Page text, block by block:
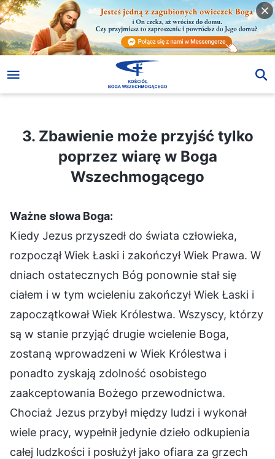
3. Zbawienie może przyjść tylko
poprzez wiarę w Boga
Wszechmogącego
Ważne słowa Boga:
Kiedy Jezus przyszedł do świata człowieka,
rozpoczął Wiek Łaski i zakończył Wiek Prawa. W
dniach ostatecznych Bóg ponownie stał się
ciałem i w tym wcieleniu zakończył Wiek Łaski i
zapoczątkował Wiek Królestwa. Wszyscy, którzy
są w stanie przyjąć drugie wcielenie Boga,
zostaną wprowadzeni w Wiek Królestwa i
ponadto zyskają zdolność osobistego
zaakceptowania Bożego przewodnictwa.
Chociaż Jezus przybył między ludzi i wykonał
wiele pracy, wypełnił jedynie dzieło odkupienia
całej ludzkości i posłużył jako ofiara za grzech